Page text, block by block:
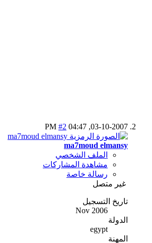
03-10-2007,
04:47 PM
#2
ma7moud elmansy
الملف الشخصي
مشاهدة المشاركات
رسالة خاصة
غير متصل
تاريخ التسجيل
Nov 2006
الدولة
egypt
المهنة